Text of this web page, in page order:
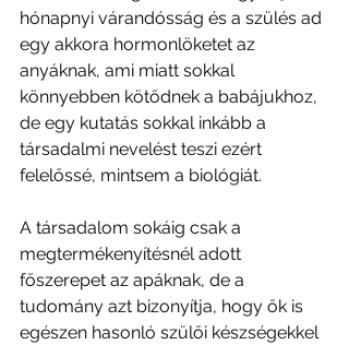
hónapnyi várandósság és a szülés ad
egy akkora hormonlöketet az
anyáknak, ami miatt sokkal
könnyebben kötődnek a babájukhoz,
de egy kutatás sokkal inkább a
társadalmi nevelést teszi ezért
felelőssé, mintsem a biológiát.
A társadalom sokáig csak a
megtermékenyítésnél adott
főszerepet az apáknak, de a
tudomány azt bizonyítja, hogy ők is
egészen hasonló szülői készségekkel